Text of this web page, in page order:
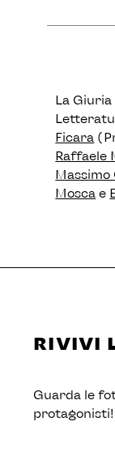
La
Ficara
Raffaele
Mosca e
RIVIVI
Guarda le
protagonisti!